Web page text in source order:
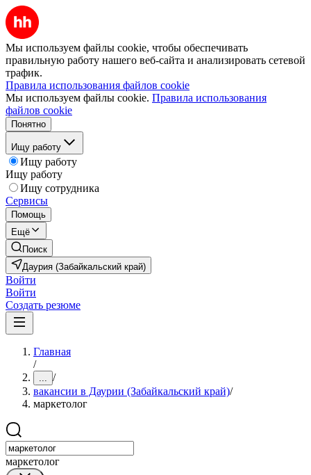
Мы используем файлы cookie, чтобы обеспечивать
правильную работу нашего веб-сайта и анализировать сетевой
трафик.
Правила использования файлов cookie
Мы используем файлы cookie. Правила использования
файлов cookie
Понятно
Ищу работу
Ищу работу
Ищу работу
Ищу сотрудника
Сервисы
Помощь
Ещё
Поиск
Даурия (Забайкальский край)
Войти
Войти
Создать резюме
Главная
/
... /
вакансии в Даурии (Забайкальский край)/
маркетолог
маркетолог